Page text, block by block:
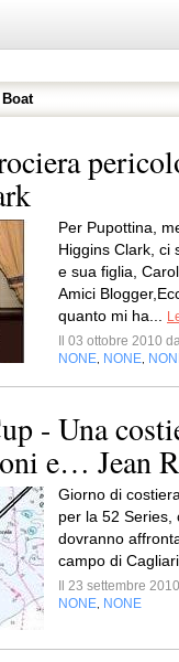
Per Pupottina,
Higgins Clark, ci
e sua figlia,
Amici
quanto mi ha...
Il 03 ottobre 2010
NONE NONE
- Una
e… Jean
Giorno di
per la 52 Series,
dovranno
campo di Cagliari.
Il 23 settembre
NONE NONE